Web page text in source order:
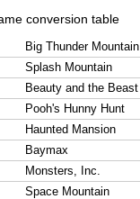
conversion table
Big Thunder Mountain
Splash Mountain
Beauty and the Beast
Pooh's Hunny Hunt
Haunted Mansion
Baymax
Monsters, Inc.
Space Mountain